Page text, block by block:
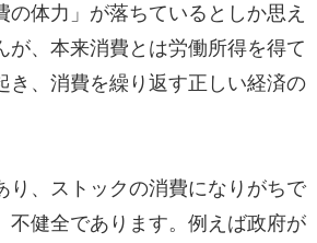
体力」が落ちているとしか思え
、本来消費とは労働所得を得て
き、消費を繰り返す正しい経済の
り、ストックの消費になりがちで
不健全であります。例えば政府が